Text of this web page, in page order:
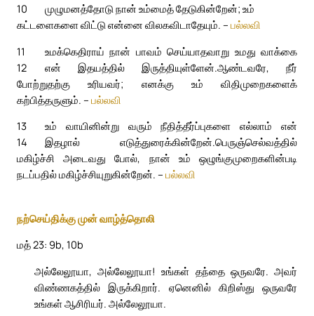
10
முழுமனத்தோடு நான் உம்மைத் தேடுகின்றேன்; உம்
கட்டளைகளை விட்டு என்னை விலகவிடாதேயும். – பல்லவி
11
உமக்கெதிராய் நான் பாவம் செய்யாதவாறு உமது வாக்கை
என் இதயத்தில் இருத்தியுள்ளேன்.
12
ஆண்டவரே, நீர்
போற்றுதற்கு உரியவர்; எனக்கு உம் விதிமுறைகளைக்
கற்பித்தருளும். – பல்லவி
13
உம் வாயினின்று வரும் நீதித்தீர்ப்புகளை எல்லாம் என்
இதழால் எடுத்துரைக்கின்றேன்.
14
பெருஞ்செல்வத்தில்
மகிழ்ச்சி அடைவது போல், நான் உம் ஒழுங்குமுறைகளின்படி
நடப்பதில் மகிழ்ச்சியுறுகின்றேன். – பல்லவி
நற்செய்திக்கு முன் வாழ்த்தொலி
மத் 23: 9b, 10b
அல்லேலூயா, அல்லேலூயா! உங்கள் தந்தை ஒருவரே. அவர்
விண்ணகத்தில் இருக்கிறார். ஏனெனில் கிறிஸ்து ஒருவரே
உங்கள் ஆசிரியர். அல்லேலூயா.